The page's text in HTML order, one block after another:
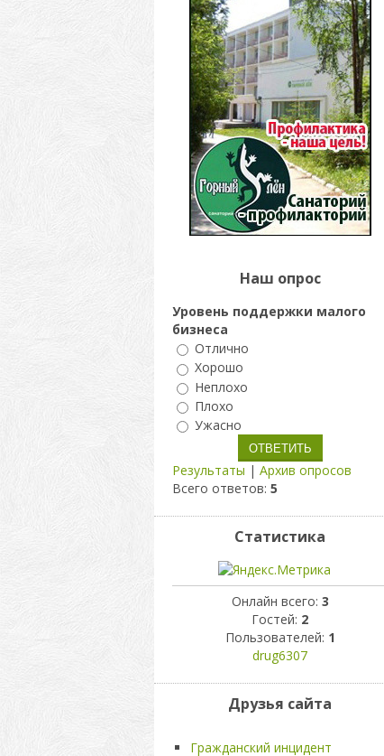
Наш опрос
Уровень поддержки малого
бизнеса
Отлично
Хорошо
Неплохо
Плохо
Ужасно
Результаты | Архив опросов
Всего ответов: 5
Статистика
Онлайн всего: 3
Гостей: 2
Пользователей: 1
drug6307
Друзья сайта
Гражданский инцидент